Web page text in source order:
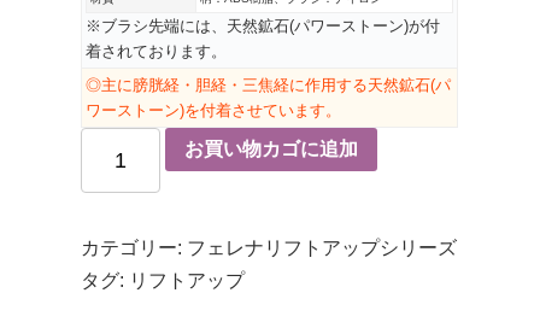
※ブラシ先端には、天然鉱石(パワーストーン)が付
着されております。
◎主に膀胱経・胆経・三焦経に作用する天然鉱石(パ
ワーストーン)を付着させています。
お買い物カゴに追加
カテゴリー: フェレナリフトアップシリーズ
タグ: リフトアップ